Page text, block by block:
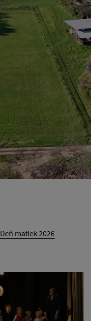
Deň matiek 2026